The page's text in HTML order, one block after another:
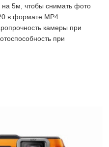
5м, чтобы снимать фото
в формате МР4.
камеры при
при